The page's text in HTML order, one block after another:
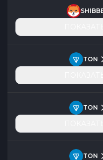
TON
TON
TON